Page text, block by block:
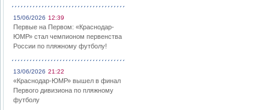
15/06/2026 12:39
Первые на Первом: «Краснодар-
ЮМР» стал чемпионом первенства
России по пляжному футболу!
13/06/2026 21:22
«Краснодар-ЮМР» вышел в финал
Первого дивизиона по пляжному
футболу